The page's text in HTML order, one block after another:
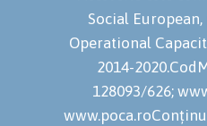
Social
Operational
2014-
128093/626;